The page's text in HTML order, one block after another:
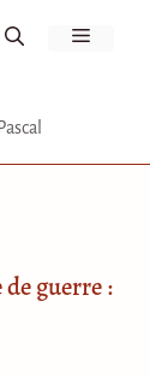
Pascal
Menu
guerre :